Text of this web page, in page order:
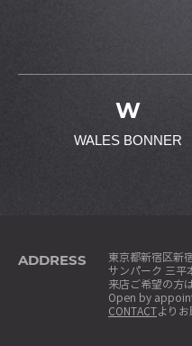
W
WALES BONNER
ADDRESS
東京都新宿区新
サンパーク 三平
来店ご希望の方
Open by
CONTACTよりお